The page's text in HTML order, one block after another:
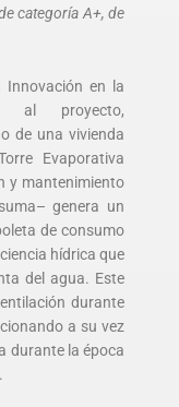
categoría A+, de
Innovación en la
al proyecto,
de una vivienda
Evaporativa
y mantenimiento
genera un
de consumo
hídrica que
del agua. Este
durante
a su vez
durante la época